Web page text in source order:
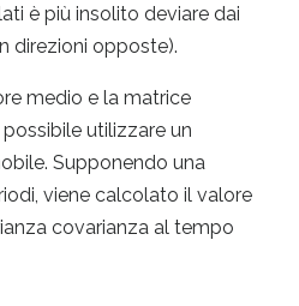
è più insolito deviare dai
direzioni opposte).
medio e la matrice
utilizzare un
Supponendo una
viene calcolato il valore
covarianza al tempo